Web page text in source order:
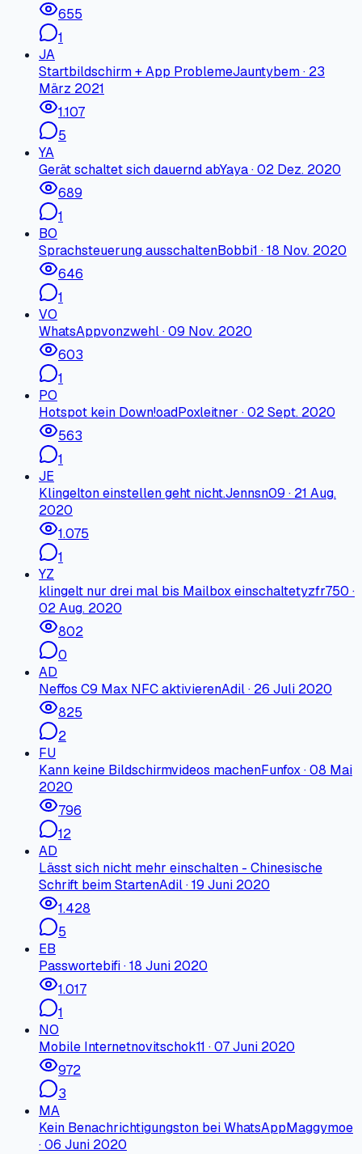
655
1
JA
Startbildschirm + App ProblemeJauntybem· 23
März 2021
1.107
5
YA
Gerät schaltet sich dauernd abYaya·02 Dez. 2020
689
1
BO
Sprachsteuerung ausschaltenBobbi1 ·18 Nov. 2020
646
1
VO
WhatsAppvonzwehl·09 Nov. 2020
603
1
PO
Hotspot kein Down!oadPoxleitner ·02 Sept. 2020
563
1
JE
Klingelton einstellen geht nicht.Jennsn09 · 21 Aug.
2020
1.075
1
YZ
klingelt nur drei mal bis Mailbox einschaltetyzfr750 ·
02 Aug. 2020
802
0
AD
Neffos C9 Max NFC aktivierenAdil· 26 Juli 2020
825
2
FU
Kann keine Bildschirmvideos machenFunfox·08 Mai
2020
796
12
AD
Lässt sich nicht mehr einschalten - Chinesische
Schrift beim StartenAdil·19 Juni 2020
1.428
5
EB
Passwortebifi·18 Juni 2020
1.017
1
NO
Mobile Internetnovitschok11 ·07 Juni 2020
972
3
MA
Kein Benachrichtigungston bei WhatsAppMaggymoe
·06 Juni 2020